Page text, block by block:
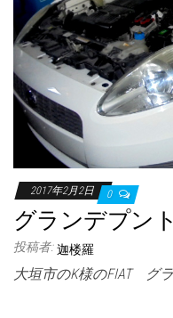
2017年2月2日 0
グランデプン
投稿者: 迦楼羅
大垣市のK様のFIAT グ